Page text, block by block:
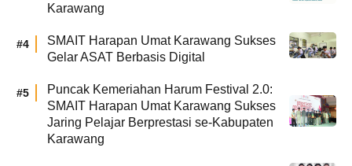
Karawang
SMAIT Harapan Umat Karawang Sukses
Gelar ASAT Berbasis Digital
Puncak Kemeriahan Harum Festival 2.0:
SMAIT Harapan Umat Karawang Sukses
Jaring Pelajar Berprestasi se-Kabupaten
Karawang